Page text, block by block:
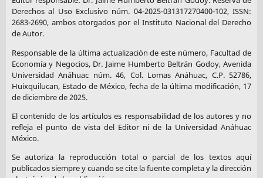
Derechos al Uso Exclusivo núm. 04-2025-031317270400-102, ISSN:
2683-2690, ambos otorgados por el Instituto Nacional del Derecho
de Autor.
Responsable de la última actualización de este número, Facultad de
Economía y Negocios, Dr. Jaime Humberto Beltrán Godoy, Avenida
Universidad Anáhuac núm. 46, Col. Lomas Anáhuac, C.P. 52786,
Huixquilucan, Estado de México, fecha de la última modificación, 17
de diciembre de 2025.
El contenido de los artículos es responsabilidad de los autores y no
refleja el punto de vista del Editor ni de la Universidad Anáhuac
México.
Se autoriza la reproducción total o parcial de los textos aquí
publicados siempre y cuando se cite la fuente completa y la dirección